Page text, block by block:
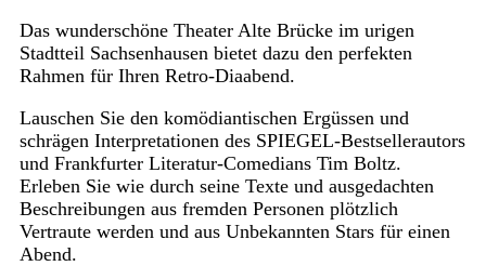
Das wunderschöne Theater Alte Brücke im urigen
Stadtteil Sachsenhausen bietet dazu den perfekten
Rahmen für Ihren Retro-Diaabend.
Lauschen Sie den komödiantischen Ergüssen und
schrägen Interpretationen des SPIEGEL-Bestsellerautors
und Frankfurter Literatur-Comedians Tim Boltz.
Erleben Sie wie durch seine Texte und ausgedachten
Beschreibungen aus fremden Personen plötzlich
Vertraute werden und aus Unbekannten Stars für einen
Abend.